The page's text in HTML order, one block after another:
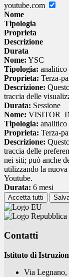
youtube.com
Nome
Tipologia
Proprieta
Descrizione
Durata
Nome: YSC
Tipologia: analitico
Proprieta: Terza-
Descrizione:
traccia delle
Durata: Sessione
Nome:
Tipologia: analitico
Proprieta: Terza-
Descrizione:
traccia delle
nei siti; può anche
utilizzando la
Youtube.
Durata: 6 mesi
Accetta tutti
Contatti
Istituto di
Via Legnano,